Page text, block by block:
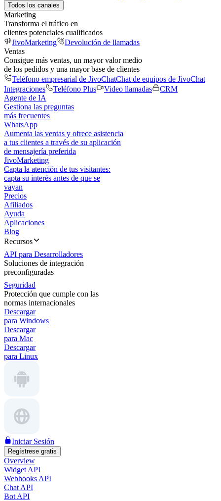
Todos los canales
Marketing
Transforma el tráfico en
clientes potenciales cualificados
JivoMarketing
Devolución de llamadas
Ventas
Consigue más ventas, un mayor valor medio
de los pedidos y una mayor base de clientes
Teléfono empresarial de JivoChatChat de equipos de JivoChat
Integraciones
Teléfono Plus Video llamadas
CRM
Agente de IA
Gestiona las preguntas
más frecuentes
WhatsApp
Aumenta las ventas y ofrece asistencia
a tus clientes a través de su aplicación
de mensajería preferida
JivoMarketing
Capta la atención de tus visitantes:
capta su interés antes de que se
vayan
Precios
Afiliados
Ayuda
Aplicaciones
Blog
Recursos
API para Desarrolladores
Soluciones de integración
preconfiguradas
Seguridad
Protección que cumple con las
normas internacionales
Descargar
para Windows
Descargar
para Mac
Descargar
para Linux
Iniciar Sesión
Regístrese gratis
Overview
Widget API
Webhooks API
Chat API
Bot API